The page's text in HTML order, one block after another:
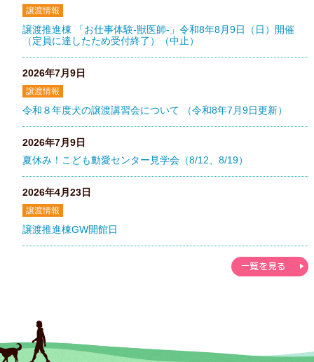
譲渡情報
譲渡推進棟 「お仕事体験-獣医師-」令和8年8月9日（日）開催
（定員に達したため受付終了）（中止）
2026年7月9日
譲渡情報
令和８年度犬の譲渡講習会について （令和8年7月9日更新）
2026年7月9日
夏休み！こども動愛センター見学会（8/12、8/19）
2026年4月23日
譲渡情報
譲渡推進棟GW開館日